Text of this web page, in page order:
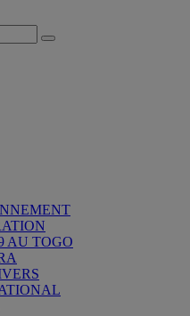
AU TOGO